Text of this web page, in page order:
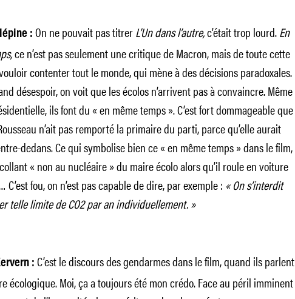
: On ne pouvait pas titrerL’Un dans l’autre,c’était trop lourd.En
ce n’est pas seulement une critique de Macron, mais de toute cette
contenter tout le monde, qui mène à des décisions paradoxales.
désespoir, on voit que les écolos n’arrivent pas à convaincre. Même
ils font du « en même temps ». C’est fort dommageable que
n’ait pas remporté la primaire du parti, parce qu’elle aurait
dedans. Ce qui symbolise bien ce « en même temps » dans le film,
« non au nucléaire » du maire écolo alors qu’il roule en voiture
fou, on n’est pas capable de dire, par exemple : « On s’interdit
telle limite de CO2 par an individuellement. »
: C’est le discours des gendarmes dans le film, quand ils parlent
écologique. Moi, ça a toujours été mon crédo. Face au péril imminent